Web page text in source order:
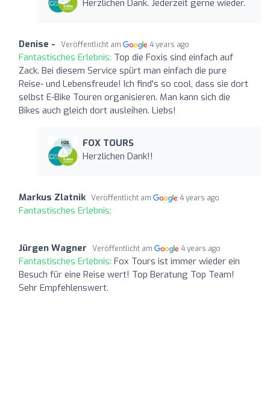
Herzlichen Dank. Jederzeit gerne wieder.
Denise - Veröffentlicht am 4 years ago
Fantastisches Erlebnis: Top die Foxis sind einfach auf
Zack. Bei diesem Service spürt man einfach die pure
Reise- und Lebensfreude! Ich find's so cool, dass sie dort
selbst E-Bike Touren organisieren. Man kann sich die
Bikes auch gleich dort ausleihen. Liebs!
FOX TOURS
Herzlichen Dank!!
Markus Zlatnik Veröffentlicht am 4 years ago
Fantastisches Erlebnis:
Jürgen Wagner Veröffentlicht am 4 years ago
Fantastisches Erlebnis: Fox Tours ist immer wieder ein
Besuch für eine Reise wert! Top Beratung Top Team!
Sehr Empfehlenswert.